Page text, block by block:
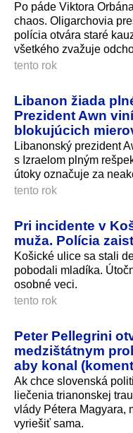
Po páde Viktora
chaos. Oligarchovia
polícia otvára staré
všetkého zvažuje
tento rok
Libanon žiada
Prezident Awn
blokujúcich
Libanonský prezident
s Izraelom plným
útoky označuje za
tento rok
Pri incidente v
muža. Polícia
Košické ulice sa stali
pobodali mladíka.
osobné veci.
tento rok
Peter Pellegrini
medzištátnym
aby konal
Ak chce slovenská
liečenia trianonskej
vlády Pétera Magyara,
vyriešiť sama.